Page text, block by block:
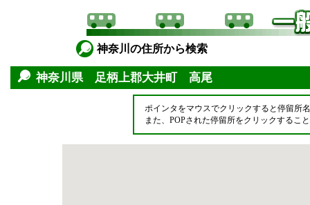
神奈川の住所から検索
神奈川県 足柄上郡大井町 高尾
ポインタをマウスでクリックすると停留所
また、POPされた停留所をクリックするこ